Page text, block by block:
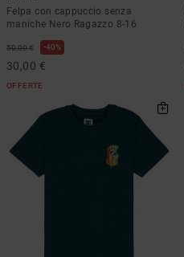
Felpa con cappuccio senza
maniche Nero Ragazzo 8-16
50,00 € 40%
30,00 €
OFFERTE